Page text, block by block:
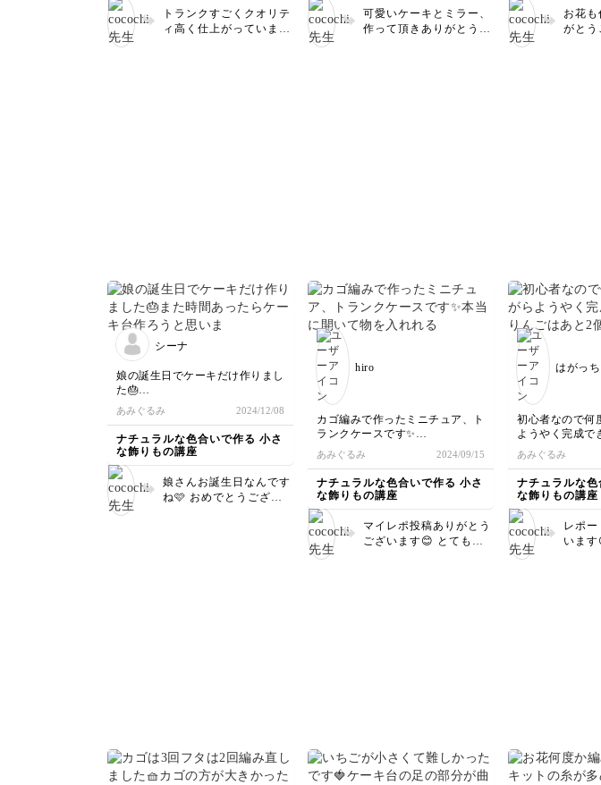
トランクすごくクオリテ
ィ高く仕上がっています
とは気をつけないとと思いまし
た。徐々に編み方が理解でき、慣
れてきたような気がしてます！
可愛いケーキとミラー、
作って頂きありがとうご
けてカゴにして
チャレンジして
お花も
がとう
シーナ
娘の誕生日でケーキだけ作りまし
た🎂
また時間あったらケーキ台作ろう
と思います。
あみぐるみ 2024/12/08
ナチュラルな色合いで作る 小さ
な飾りもの講座
娘さんお誕生日なんです
ね🩷 おめでとうござい
hiro
カゴ編みで作ったミニチュア、ト
ランクケースです✨
本当に開いて物を入れれる仕様で
かわいいです！
蓋とボックス部分のサイズが合わ
ず1回目は失敗。こちら2回目の作
品ですが、しっかり途中サイズ確
認したので自分としては満足の仕
上がりになりました😊
楽しい講座をありがとうございま
あみぐるみ 2024/09/15
ナチュラルな色合いで作る 小さ
な飾りもの講座
マイレポ投稿ありがとう
ございます😊 とてもキ
はがっち
初心者なので何
ようやく完成で
はあと2個位作る
お試しキットの
スケットももう
と思います。
あみぐるみ
ナチュラルな色
な飾りもの講座
レポ
いま